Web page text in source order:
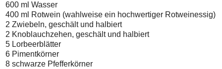
600 ml Wasser
400 ml Rotwein (wahlweise ein hochwertiger Rotweinessig)
2 Zwiebeln, geschält und halbiert
2 Knoblauchzehen, geschält und halbiert
5 Lorbeerblätter
6 Pimentkörner
8 schwarze Pfefferkörner